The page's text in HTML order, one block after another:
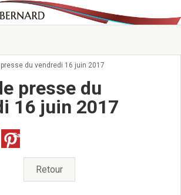
municipaux
2026
du Maire
nous voir
du vendredi 16 juin 2017
presse du
16 juin 2017
Save
Retour